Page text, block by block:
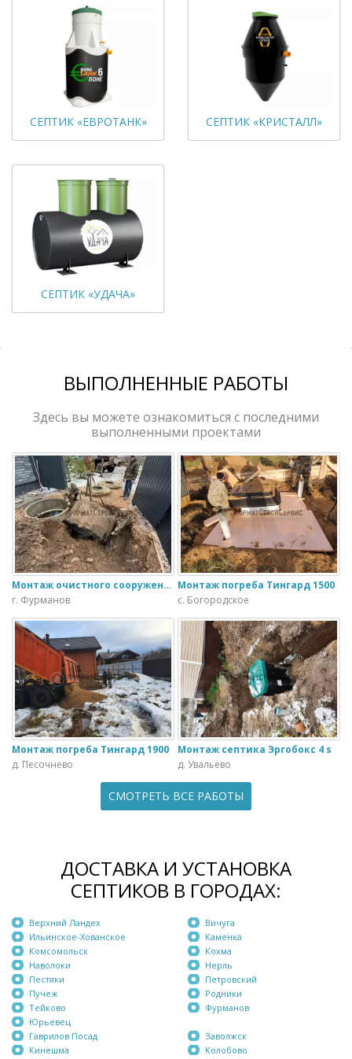
СЕПТИК «ЕВРОТАНК» СЕПТИК «КРИСТАЛЛ»
СЕПТИК «УДАЧА»
ВЫПОЛНЕННЫЕ РАБОТЫ
Здесь вы можете ознакомиться с последними
выполненными проектами
Монтаж очистного сооружения Тверь - 1.1ПН в загородном доме
г. Фурманов
Монтаж погреба Тингард 1500
с. Богородское
Монтаж погреба Тингард 1900
д. Песочнево
Монтаж септика Эргобокс 4 s
д. Увальево
СМОТРЕТЬ ВСЕ РАБОТЫ
ДОСТАВКА И УСТАНОВКА
СЕПТИКОВ В ГОРОДАХ:
Верхний Ландех
Ильинское-Хованское
Комсомольск
Наволоки
Пестяки
Пучеж
Тейково
Юрьевец
Вичуга
Каменка
Кохма
Нерль
Петровский
Родники
Фурманов
Гаврилов Посад
Кинешма
Заволжск
Колобово